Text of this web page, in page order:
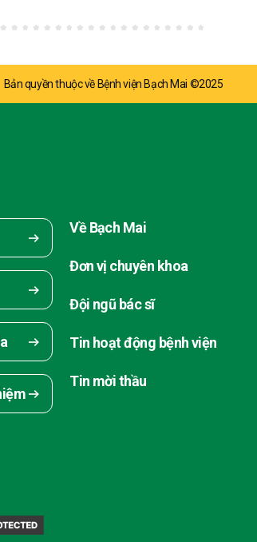
Bản quyền thuộc về Bệnh viện Bạch Mai ©2025
Về Bạch Mai
Đơn vị chuyên khoa
Đội ngũ bác sĩ
Tin hoạt động bệnh viện
Tin mời thầu